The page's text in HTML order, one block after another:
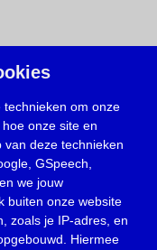
om onze
onze site en
deze technieken
GSpeech,
we jouw
buiten onze website
zoals je IP-adres, en
Hiermee